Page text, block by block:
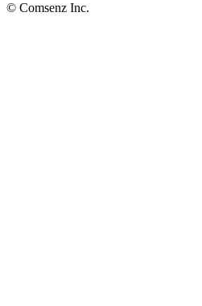
© Comsenz Inc.